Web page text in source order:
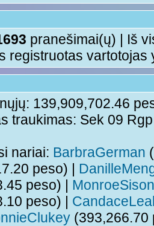
pranešimai(ų) | Iš
registruotas vartotojas
139,909,702.46
traukimas: Sek 09
nariai: BarbraGerman
peso) |
peso) | MonroeSison
peso) |